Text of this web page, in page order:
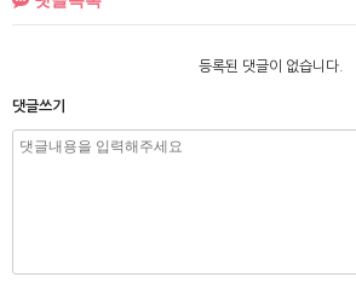
등록된 댓글이 없습니다.
댓글쓰기